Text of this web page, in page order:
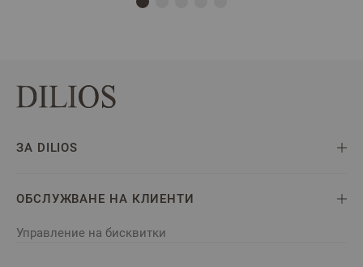
ЗА DILIOS
ОБСЛУЖВАНЕ НА КЛИЕНТИ
Управление на бисквитки